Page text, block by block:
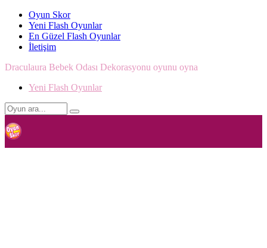
Oyun Skor
Yeni Flash Oyunlar
En Güzel Flash Oyunlar
İletişim
Draculaura Bebek Odası Dekorasyonu oyunu oyna
Yeni Flash Oyunlar